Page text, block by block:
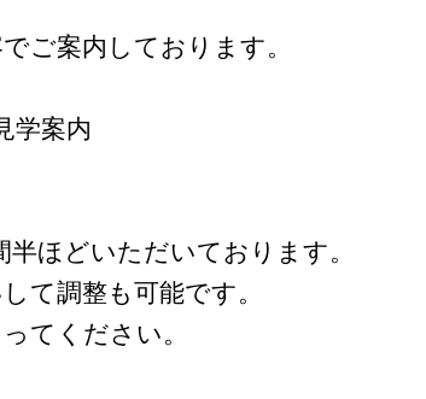
ご案内しております。
学案内
ほどいただいております。
て調整も可能です。
てください。